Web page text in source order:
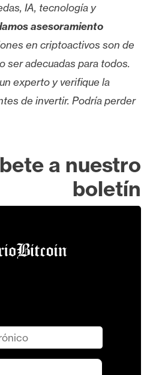
IA, tecnología y
asesoramiento
en criptoactivos son de
ser adecuadas para todos.
experto y verifique la
de invertir. Podría perder
a nuestro
boletín